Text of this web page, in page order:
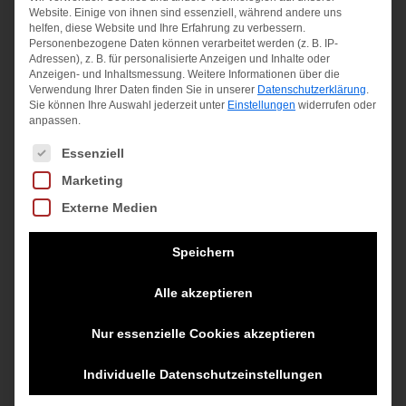
3/4 PANT
25,95€
inkl. MwSt.
25,95€
inkl. MwSt.
zzgl.Versandkosten
BOY SKI
SALOPETTE
BOY SWEAT
Website. Einige von ihnen sind essenziell, während andere uns
helfen, diese Website und Ihre Erfahrung zu verbessern.
Personenbezogene Daten können verarbeitet werden (z. B. IP-
Adressen), z. B. für personalisierte Anzeigen und Inhalte oder
Anzeigen- und Inhaltsmessung. Weitere Informationen über die
Verwendung Ihrer Daten finden Sie in unserer Datenschutzerklärung.
Sie können Ihre Auswahl jederzeit unter Einstellungen widerrufen oder
anpassen.
Es folgt eine Liste der Service-Gruppen, für die eine
Essenziell
Marketing
Externe Medien
Speichern
Alle akzeptieren
Nur essenzielle Cookies akzeptieren
Individuelle Datenschutzeinstellungen